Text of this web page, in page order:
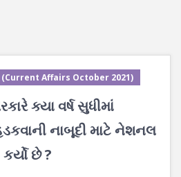
(Current Affairs October 2021)
ક્યા વર્ષ સુધીમાં
નાબૂદી માટે નેશનલ
છે ?